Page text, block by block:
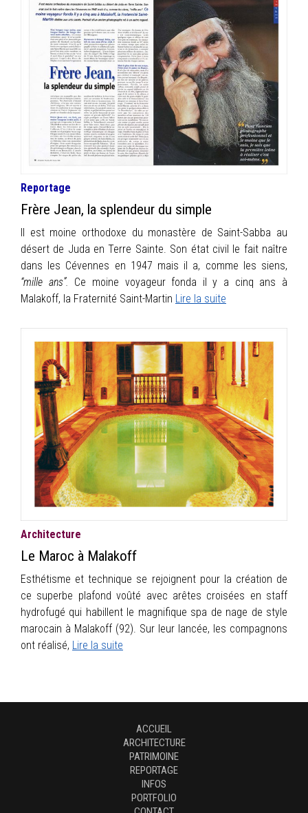
Reportage
Frère Jean, la splendeur du simple
Il est moine orthodoxe du monastère de Saint-Sabba au
désert de Juda en Terre Sainte. Son état civil le fait naître
dans les Cévennes en 1947 mais il a, comme les siens,
“mille ans”. Ce moine voyageur fonda il y a cinq ans à
Malakoff, la Fraternité Saint-Martin Lire la suite
Architecture
Le Maroc à Malakoff
Esthétisme et technique se rejoignent pour la création de
ce superbe plafond voûté avec arêtes croisées en staff
hydrofugé qui habillent le magnifique spa de nage de style
marocain à Malakoff (92). Sur leur lancée, les compagnons
ont réalisé, Lire la suite
ACCUEIL
ARCHITECTURE
PATRIMOINE
REPORTAGE
INFOS
PORTFOLIO